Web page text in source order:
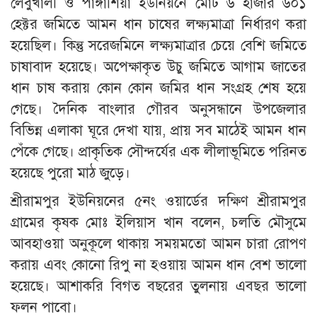
হেক্টর জমিতে আমন ধান চাষের লক্ষ্যমাত্রা নির্ধারণ করা
হয়েছিল। কিন্তু সরেজমিনে লক্ষ্যমাত্রার চেয়ে বেশি জমিতে
চাষাবাদ হয়েছে। অপেক্ষাকৃত উচু জমিতে আগাম জাতের
ধান চাষ করায় কোন কোন জমির ধান সংগ্রহ শেষ হয়ে
গেছে। দৈনিক বাংলার গৌরব অনুসন্ধানে উপজেলার
বিভিন্ন এলাকা ঘূরে দেখা যায়, প্রায় সব মাঠেই আমন ধান
পেঁকে গেছে। প্রাকৃতিক সৌন্দর্যের এক লীলাভূমিতে পরিনত
হয়েছে পুরো মাঠ জুড়ে।
শ্রীরামপুর ইউনিয়নের ৫নং ওয়ার্ডের দক্ষিণ শ্রীরামপুর
গ্রামের কৃষক মোঃ ইলিয়াস খান বলেন, চলতি মৌসুমে
আবহাওয়া অনুকূলে থাকায় সময়মতো আমন চারা রোপণ
করায় এবং কোনো রিপু না হওয়ায় আমন ধান বেশ ভালো
হয়েছে। আশাকরি বিগত বছরের তুলনায় এবছর ভালো
ফলন পাবো।